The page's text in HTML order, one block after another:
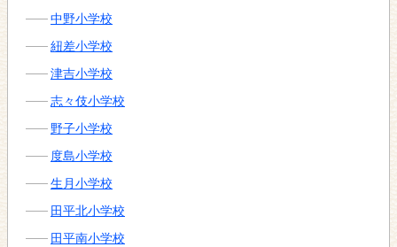
中野小学校
紐差小学校
津吉小学校
志々伎小学校
野子小学校
度島小学校
生月小学校
田平北小学校
田平南小学校